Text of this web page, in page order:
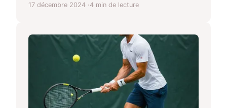
17 décembre 2024 4 min de lecture